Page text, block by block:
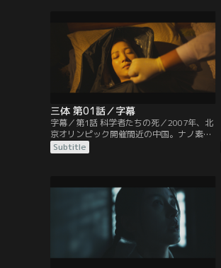
三体 第01話／字幕
字幕／第1話 科学者たちの死／2007年、北
京オリンピック開催間近の中国。ナノ素材
研究者の汪ミャオ（ワン・ミャオ）は突然
訪ねてきた警官の史強（シー・チアン）
礼な態度に汪ミャオは返答を拒むが、同行
していた軍人にある会議への出席を要請さ
れ、やむなく同意。
Subtitle